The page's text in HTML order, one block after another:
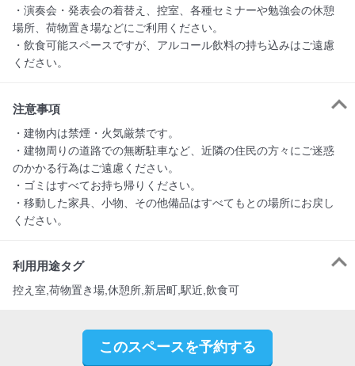
・演奏会・発表会の着替え、控室、各種セミナーや勉強会の休憩
場所、荷物置き場などにご利用ください。
・飲食可能スペースですが、アルコール飲料の持ち込みはご遠慮
ください。
注意事項
・建物内は禁煙・火気厳禁です。
・建物周りの道路での無断駐車など、近隣の住民の方々にご迷惑
のかかる行為はご遠慮ください。
・ゴミはすべてお持ち帰りください。
・移動した家具、小物、その他備品はすべてもとの場所にお戻し
ください。
利用用途タグ
控え室,荷物置き場,休憩所,新居町,駅近,飲食可
このスペースを予約する